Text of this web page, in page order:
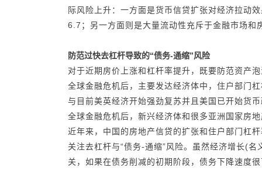
际风险上升：一方面是货币信贷扩张对经济拉动
6.7；另一方面则是大量流动性充斥于金融市场和
防范过快去杠杆导致的“债务-通缩”风险
对于近期房价上涨和杠杆率提升，既要防范资产
全球金融危机后，主要发达经济体中，住户部门
与目前美英经济开始强劲复苏并且美国已开始货
全球金融危机后，新兴经济体和很多亚洲国家房
近年来，中国的房地产信贷的扩张和住户部门杠
关注去杠杆与“债务-通缩”风险。虽然经济增长(
关，如果在债务削减的初期阶段，债务下降速度